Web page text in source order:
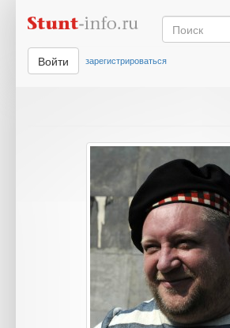
Войти зарегистрироваться